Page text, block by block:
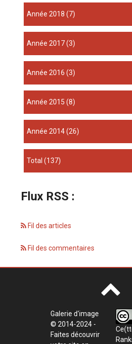
année 2018 (7)
année 2017(3)
année 2016 (3)
année 2015 (8)
année 2014(26)
total(137)
Flux RSS :
Fil des articles
Fil des commentaires
Galerie d'image
© 2014-2024 -
Faites découvrir